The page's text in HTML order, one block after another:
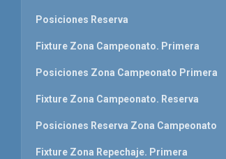
Posiciones Reserva
Fixture Zona Campeonato. Primera
Posiciones Zona Campeonato Primera
Fixture Zona Campeonato. Reserva
Posiciones Reserva Zona Campeonato
Fixture Zona Repechaje. Primera